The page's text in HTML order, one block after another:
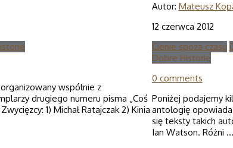
wspólnie z
drugiego numeru pisma „Coś
1) Michał Ratajczak 2) Kinia
Autor: Mateusz
12 czerwca 2012
Cienie spoza czasu
Dobre Historie
0 comments
Poniżej podajemy
antologię
się teksty takich
Ian Watson. Różni …